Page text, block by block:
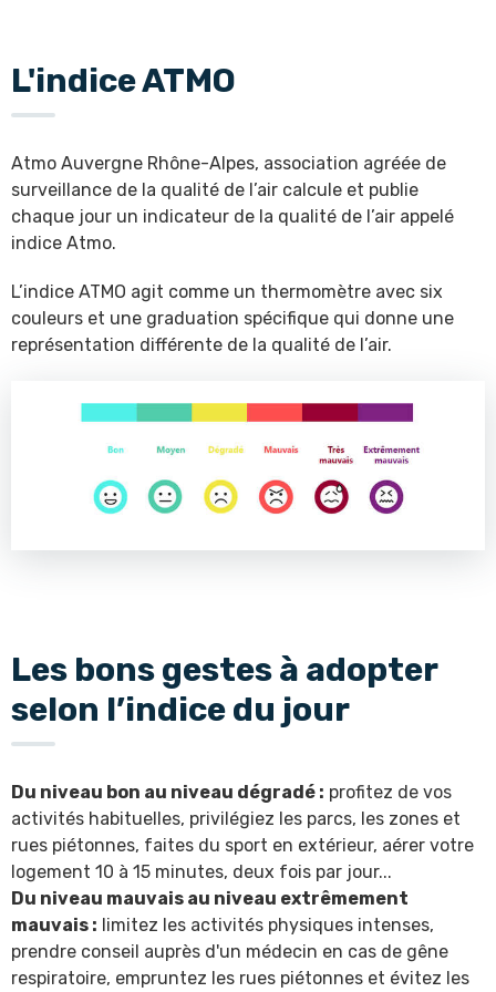
L'indice ATMO
Atmo Auvergne Rhône-Alpes, association agréée de
surveillance de la qualité de l’air calcule et publie
chaque jour un indicateur de la qualité de l’air appelé
indice Atmo.
L’indice ATMO agit comme un thermomètre avec six
couleurs et une graduation spécifique qui donne une
représentation différente de la qualité de l’air.
Les bons gestes à adopter
selon l’indice du jour
Du niveau bon au niveau dégradé : profitez de vos
activités habituelles, privilégiez les parcs, les zones et
rues piétonnes, faites du sport en extérieur, aérer votre
logement 10 à 15 minutes, deux fois par jour...
Du niveau mauvais au niveau extrêmement
mauvais : limitez les activités physiques intenses,
prendre conseil auprès d'un médecin en cas de gêne
respiratoire, empruntez les rues piétonnes et évitez les